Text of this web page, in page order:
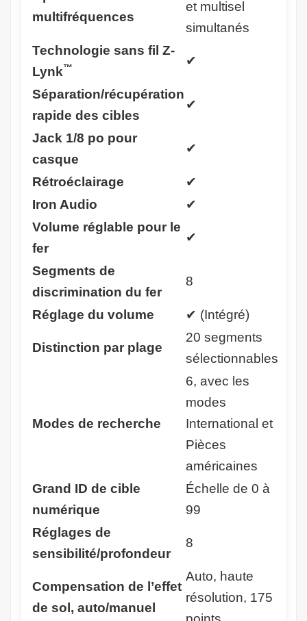
multifréquences
et multisel
simultanés
Technologie sans fil Z-
Lynk™ ✔
Séparation/récupération
rapide des cibles
✔
Jack 1/8 po pour
casque
✔
Rétroéclairage
✔
Iron Audio
✔
Volume réglable pour le
fer
✔
Segments de
discrimination du fer
8
Réglage du volume ✔ (Intégré)
Distinction par plage
20 segments
sélectionnables
Modes de recherche
6, avec les
modes
International et
Pièces
américaines
Grand ID de cible
numérique
Échelle de 0 à
99
Réglages de
sensibilité/profondeur
8
Compensation de l’effet
de sol, auto/manuel
Auto, haute
résolution, 175